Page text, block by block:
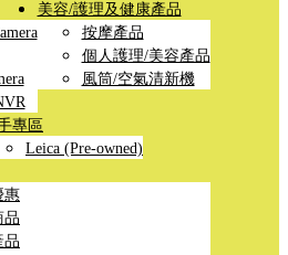
美容/護理及健康產品
按摩產品
個人護理/美容產品
風筒/空氣清新機
專區
Leica (Pre-owned)
惠
品
品